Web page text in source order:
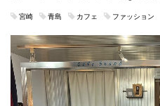
宮崎 青島 カフェ ファッション